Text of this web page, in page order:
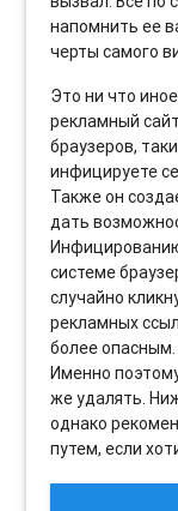
напомнить ее
черты самого
Это ни что
рекламный
браузеров,
инфицируете
Также он
дать
системе
случайно
рекламных
более опасным.
Именно
же удалять.
однако
путем, если